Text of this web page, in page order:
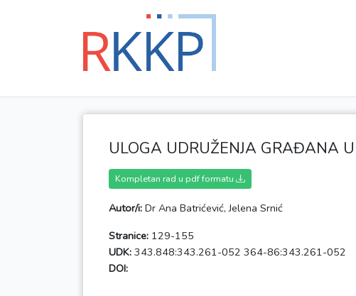
ULOGA UDRUŽENJA GRAĐANA
Kompletan rad u pdf formatu
Autor/i: Dr Ana Batrićević, Jelena Srnić
Stranice: 129-155
UDK: 343.848:343.261-052 364-86:343.261-052
DOI: